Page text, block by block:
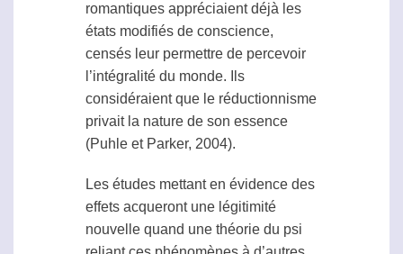
romantiques appréciaient déjà les
états modifiés de conscience,
censés leur permettre de percevoir
l’intégralité du monde. Ils
considéraient que le réductionnisme
privait la nature de son essence
(Puhle et Parker, 2004).
Les études mettant en évidence des
effets acqueront une légitimité
nouvelle quand une théorie du psi